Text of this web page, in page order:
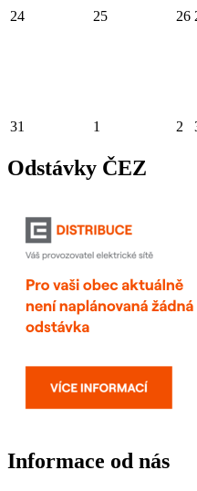
24 25 26
31 1 2
Odstávky ČEZ
Informace od nás